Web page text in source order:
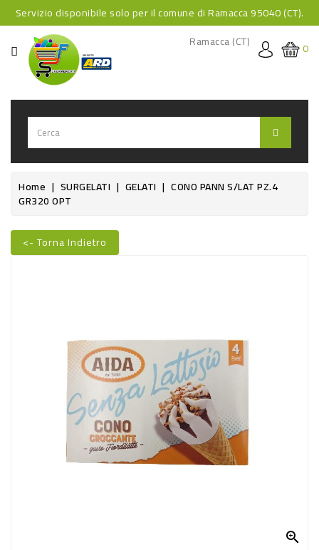
Servizio disponibile solo per il comune di Ramacca 95040 (CT).
CATEGORIA
HOME
BEVANDE
BEVANDE
ANALCOLICHE
ALCOLICHE
BEVANDE
CALDE
CONDIRE
DOLCIARIO
PRODOTTI
0
Ramacca (CT)
Home SURGELATI GELATI CONO PANN S/LAT PZ.4
GR320 OPT
<- Torna Indietro
